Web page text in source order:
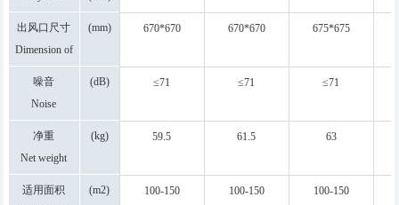
出风口尺寸
Dimension of
噪音
Noise
净重
Net weight
适用面积
(mm)
(dB)
(kg)
(m2)
670*670
≤71
59.5
100-150
670*670
≤71
61.5
100-150
675*675
≤71
63
100-150